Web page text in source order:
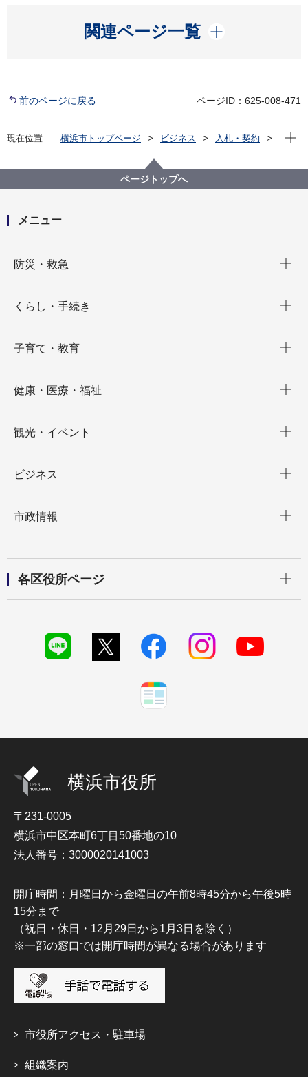
関連ページ一覧
開く
前のページに戻る ページID：625-008-471
現在位置 横浜市トップページ ビジネス
入札・契約
【結果掲載】【公募型プロポーザル】保土ケ谷工場
（仮称）改築工事 工事監理支援業務委託
現在
ページトップへ
メニュー
防災・救急
くらし・手続き
子育て・教育
健康・医療・福祉
観光・イベント
ビジネス
市政情報
各区役所ページ
横浜市役所
〒231-0005
横浜市中区本町6丁目50番地の10
法人番号：3000020141003
開庁時間：月曜日から金曜日の午前8時45分から午後5時
15分まで
（祝日・休日・12月29日から1月3日を除く）
※一部の窓口では開庁時間が異なる場合があります
市役所アクセス・駐車場
組織案内